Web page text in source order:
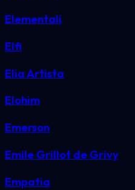
Elementali
Elfi
Elia Artista
Elohim
Emerson
Emile Grillot de Grivy
Empatia